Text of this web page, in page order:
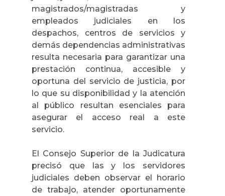
magistrados/magistradas y
empleados judiciales en los
despachos, centros de servicios y
demás dependencias administrativas
resulta necesaria para garantizar una
prestación continua, accesible y
oportuna del servicio de justicia, por
lo que su disponibilidad y la atención
al público resultan esenciales para
asegurar el acceso real a este
servicio.
El Consejo Superior de la Judicatura
precisó que las y los servidores
judiciales deben observar el horario
de trabajo, atender oportunamente